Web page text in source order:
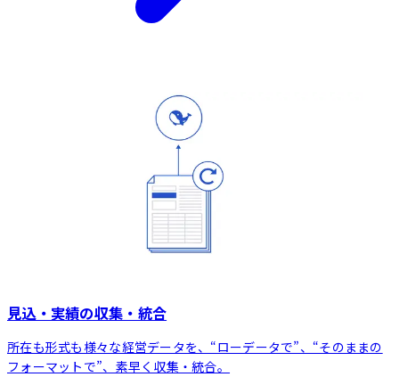
見込・実績の収集・統合
所在も形式も様々な経営データを、“ローデータで”、“そのままの
フォーマットで”、素早く収集・統合。